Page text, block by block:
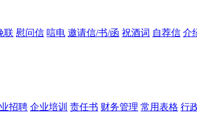
联 慰问信 唁电 邀请信/书/函 祝酒词 自荐信 介
招聘 企业培训 责任书 财务管理 常用表格 行